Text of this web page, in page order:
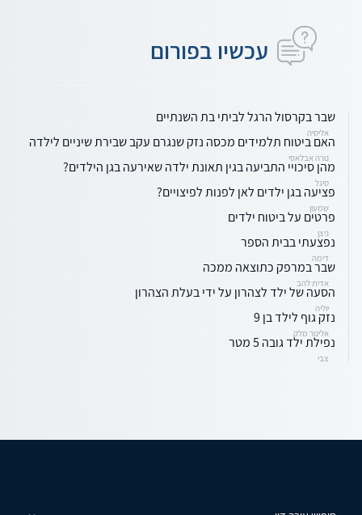
עכשיו בפורום
שבר בקרסול הרגל לביתי בת השנתיים
אליסיה
האם ביטוח תלמידים מכסה נזק שנגרם עקב שבירת שיניים לילדה
נורה אבלאסי
מהן סיכויי התביעה בגין תאונת ילדה שאירעה בגן הילדים?
סיגל
פציעה בגן ילדים לאן לפנות לפיצויים?
שמעון
פרטים על ביטוח ילדים
ניצן
נפצעתי בבית הספר
דימה
שבר במרפק כתוצאה ממכה
אדית להב
הסעה של ילד לצהרון על ידי בעלת הצהרון
יוליה
נזק גוף לילד בן 9
אלינור מלק
נפילת ילד גובה 5 מטר
צבי